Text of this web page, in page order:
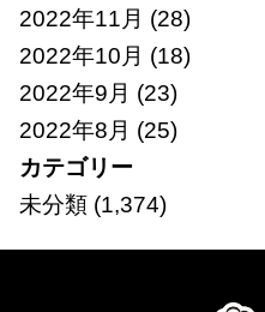
2022年11月 (28)
2022年10月 (18)
2022年9月 (23)
2022年8月 (25)
カテゴリー
未分類(1,374)